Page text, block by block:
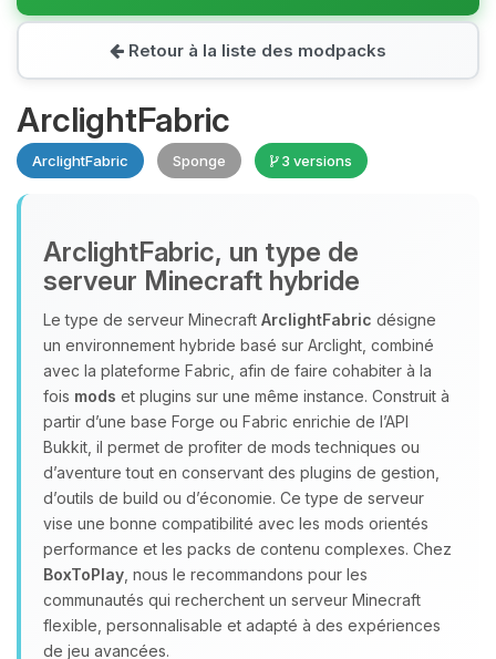
Retour à la liste des modpacks
ArclightFabric
ArclightFabric Sponge 3 versions
ArclightFabric, un type de
serveur Minecraft hybride
Le type de serveur Minecraft ArclightFabric désigne
un environnement hybride basé sur Arclight, combiné
avec la plateforme Fabric, afin de faire cohabiter à la
fois mods et plugins sur une même instance. Construit à
partir d’une base Forge ou Fabric enrichie de l’API
Bukkit, il permet de profiter de mods techniques ou
d’aventure tout en conservant des plugins de gestion,
d’outils de build ou d’économie. Ce type de serveur
vise une bonne compatibilité avec les mods orientés
performance et les packs de contenu complexes. Chez
BoxToPlay , nous le recommandons pour les
communautés qui recherchent un serveur Minecraft
flexible, personnalisable et adapté à des expériences
de jeu avancées.
Youpi, enfin quelqu’un pour me
parler ! Moi c’est Choupy, ton petit
assistant BoxToPlay. Dis-moi ce dont
tu as besoin et je vais remuer mes
petits circuits pour t’aider.
05/08/2026 à 22:28